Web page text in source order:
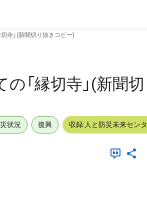
寺」(新聞切り抜きコピー)
「縁切寺」(新聞
状況 復興 収録:人と防災未来セン